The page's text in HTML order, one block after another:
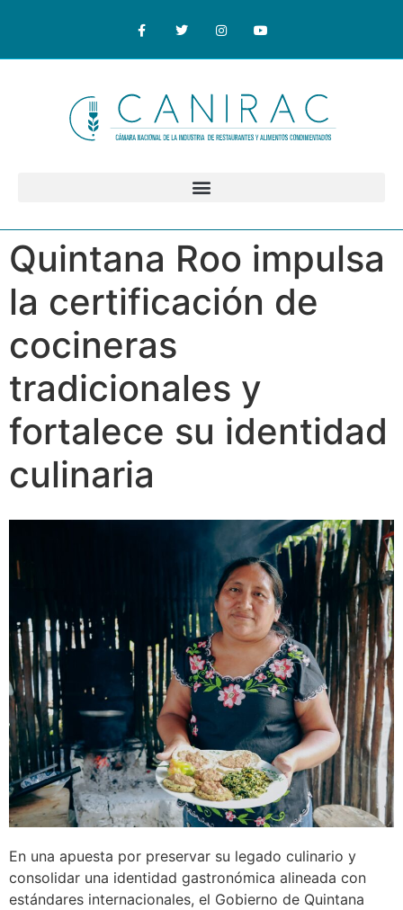
Quintana Roo impulsa
la certificación de
cocineras
tradicionales y
fortalece su identidad
culinaria
En una apuesta por preservar su legado culinario y
consolidar una identidad gastronómica alineada con
estándares internacionales, el Gobierno de Quintana